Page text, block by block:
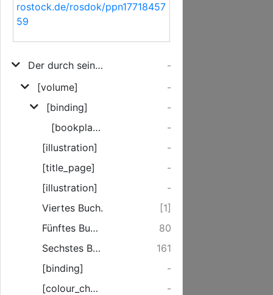
rostock.de/rosdok/ppn17718457
59
Der durch seine freymüthige Aufrichtigkeit glücklich gewordene Bauer, Oder: Die sonderbaren Begebenheiten Des Herrn von ****
-
[volume]
-
[binding]
-
[bookplate]
-
[illustration]
-
[title_page]
-
[illustration]
-
Viertes Buch.
[1]
Fünftes Buch.
80
Sechstes Buch.
161
[binding]
-
[colour_checker]
-